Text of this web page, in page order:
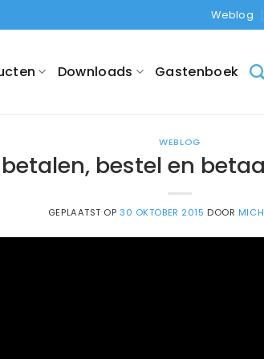
Weblog
Downloads Gastenboek
WEBLOG
bestel en
GEPLAATST OP30 OKTOBER 2015 DOOR